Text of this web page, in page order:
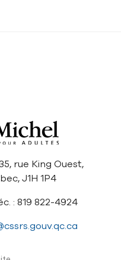
rue King Ouest,
J1H 1P4
: 819 822-4924